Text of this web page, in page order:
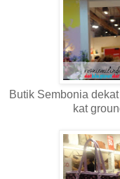
Butik Sembonia
kat